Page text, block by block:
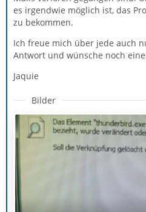
es irgendwie möglich ist, das
zu bekommen.
Ich freue mich über jede auch
Antwort und wünsche noch
Jaquie
Bilder